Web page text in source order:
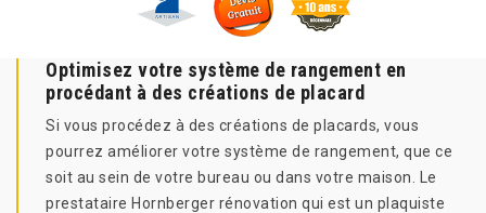
Optimisez votre système de rangement en
procédant à des créations de placard
Si vous procédez à des créations de placards, vous
pourrez améliorer votre système de rangement, que ce
soit au sein de votre bureau ou dans votre maison. Le
prestataire Hornberger rénovation qui est un plaquiste